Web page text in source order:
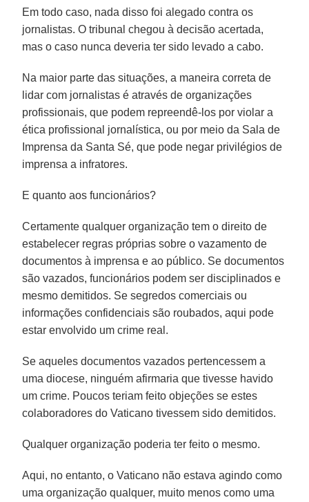
Em todo caso, nada disso foi alegado contra os
jornalistas. O tribunal chegou à decisão acertada,
mas o caso nunca deveria ter sido levado a cabo.
Na maior parte das situações, a maneira correta de
lidar com jornalistas é através de organizações
profissionais, que podem repreendê-los por violar a
ética profissional jornalística, ou por meio da Sala de
Imprensa da Santa Sé, que pode negar privilégios de
imprensa a infratores.
E quanto aos funcionários?
Certamente qualquer organização tem o direito de
estabelecer regras próprias sobre o vazamento de
documentos à imprensa e ao público. Se documentos
são vazados, funcionários podem ser disciplinados e
mesmo demitidos. Se segredos comerciais ou
informações confidenciais são roubados, aqui pode
estar envolvido um crime real.
Se aqueles documentos vazados pertencessem a
uma diocese, ninguém afirmaria que tivesse havido
um crime. Poucos teriam feito objeções se estes
colaboradores do Vaticano tivessem sido demitidos.
Qualquer organização poderia ter feito o mesmo.
Aqui, no entanto, o Vaticano não estava agindo como
uma organização qualquer, muito menos como uma